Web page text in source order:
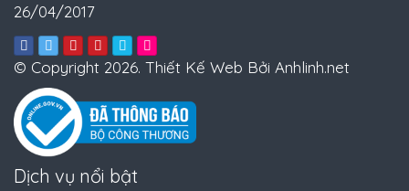
26/04/2017
© Copyright 2026. Thiết Kế Web Bởi Anhlinh.net
Dịch vụ nổi bật